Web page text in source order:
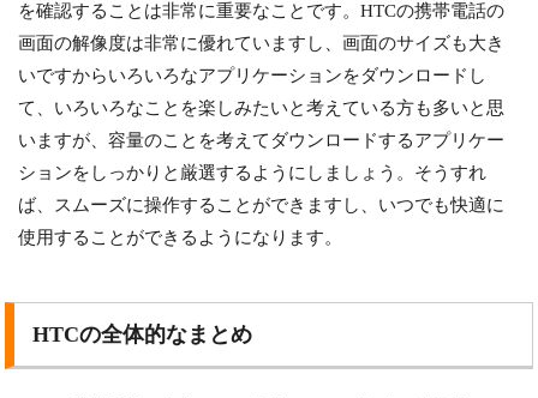
を確認することは非常に重要なことです。HTCの携帯電話の
画面の解像度は非常に優れていますし、画面のサイズも大き
いですからいろいろなアプリケーションをダウンロードし
て、いろいろなことを楽しみたいと考えている方も多いと思
いますが、容量のことを考えてダウンロードするアプリケー
ションをしっかりと厳選するようにしましょう。そうすれ
ば、スムーズに操作することができますし、いつでも快適に
使用することができるようになります。
HTCの全体的なまとめ